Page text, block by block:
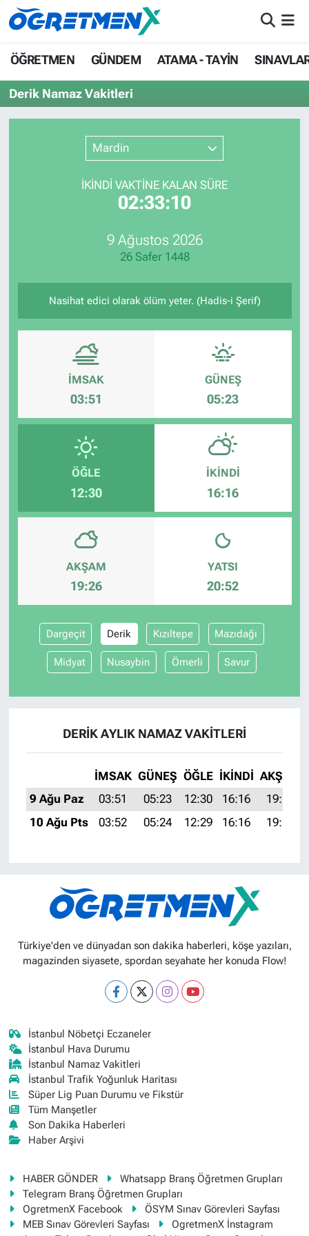
ÖĞRETMEN GÜNDEM ATAMA - TAYİN
Derik Namaz Vakitleri
Mardin
İKINDI VAKTİNE KALAN SÜRE
02:33:10
9 Ağustos 2026
26 Safer 1448
Nasihat edici olarak ölüm yeter. (Hadis-i Şerif)
İMSAK
03:51
GÜNEŞ
05:23
ÖĞLE
12:30
İKINDI
16:16
AKŞAM
19:26
YATSI
20:52
Dargeçit Derik Kızıltepe Mazıdağı
Midyat Nusaybin Ömerli Savur
DERIK AYLIK NAMAZ VAKITLERI
İMSAK GÜNEŞ ÖĞLE İKINDI AKŞAM
9 Ağu Paz
03:51 05:23 12:30 16:16
19:26
10 Ağu Pts
03:52 05:24 12:29 16:16 19:25
Türkiye'den ve dünyadan son dakika haberleri, köşe yazıları,
magazinden siyasete, spordan seyahate her konuda Flow!
İstanbul Nöbetçi Eczaneler
İstanbul Hava Durumu
İstanbul Namaz Vakitleri
İstanbul Trafik Yoğunluk Haritası
Süper Lig Puan Durumu ve Fikstür
Tüm Manşetler
Son Dakika Haberleri
Haber Arşivi
HABER GÖNDER
Whatsapp Branş Öğretmen Grupları
Telegram Branş Öğretmen Grupları
OgretmenX Facebook
ÖSYM Sınav Görevleri Sayfası
MEB Sınav Görevleri Sayfası
OgretmenX İnstagram
ÖĞRETMEN
GÜNDEM
ATAMA - TAYİN
SINAVLAR
HAYATIN İÇİNDEN
İstanbul Nöbetçi Eczaneler
İstanbul Hava Durumu
İstanbul Namaz Vakitleri
İstanbul Trafik Yoğunluk Haritası
Süper Lig Puan Durumu ve Fikstür
Son Dakika Haberleri
Haber Arşivi